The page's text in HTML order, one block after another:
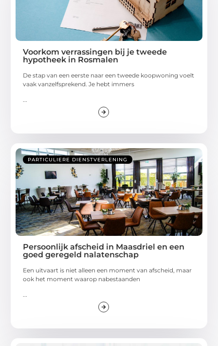
Voorkom verrassingen bij je tweede
hypotheek in Rosmalen
De stap van een eerste naar een tweede koopwoning voelt
vaak vanzelfsprekend. Je hebt immers
...
PARTICULIERE DIENSTVERLENING
Persoonlijk afscheid in Maasdriel en een
goed geregeld nalatenschap
Een uitvaart is niet alleen een moment van afscheid, maar
ook het moment waarop nabestaanden
...